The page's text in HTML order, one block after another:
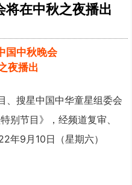
将在中秋之夜播出
国中秋晚会
夜播出
、搜星中国中华童星组委会
别节目》，经频道复审、
年9月10日（星期六）